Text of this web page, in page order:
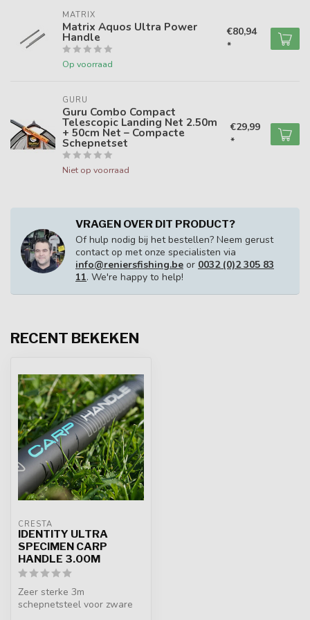
MATRIX
Matrix Aquos Ultra Power
Handle
Op voorraad
€80,94
*
GURU
Guru Combo Compact
Telescopic Landing Net 2.50m
+ 50cm Net – Compacte
Schepnetset
Niet op voorraad
€29,99
*
VRAGEN OVER DIT PRODUCT?
Of hulp nodig bij het bestellen? Neem gerust
contact op met onze specialisten via
info@reniersfishing.be or 0032 (0)2 305 83
11. We're happy to help!
RECENT BEKEKEN
CRESTA
IDENTITY ULTRA
SPECIMEN CARP
HANDLE 3.00M
Zeer sterke 3m
schepnetsteel voor zware